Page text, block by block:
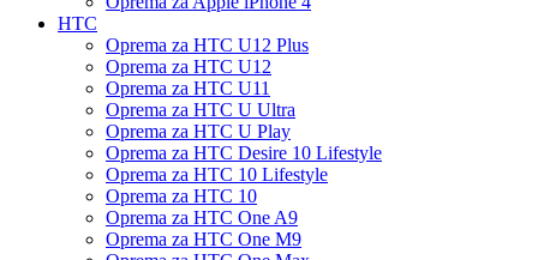
HTC
Oprema za HTC U12 Plus
Oprema za HTC U12
Oprema za HTC U11
Oprema za HTC U Ultra
Oprema za HTC U Play
Oprema za HTC Desire 10 Lifestyle
Oprema za HTC 10 Lifestyle
Oprema za HTC 10
Oprema za HTC One A9
Oprema za HTC One M9